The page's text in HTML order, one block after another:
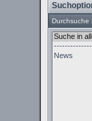
Durchsuche